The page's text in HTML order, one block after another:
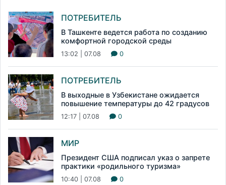
ПОТРЕБИТЕЛЬ
В Ташкенте ведется работа по созданию
комфортной городской среды
13:02 | 07.08 0
ПОТРЕБИТЕЛЬ
В выходные в Узбекистане ожидается
повышение температуры до 42 градусов
12:17 | 07.08 0
МИР
Президент США подписал указ о запрете
практики «родильного туризма»
10:40 | 07.08 0